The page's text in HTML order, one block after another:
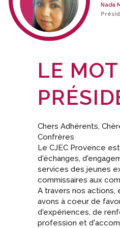
Nada
LE
Chers Adhérents,
Confrères
Le CJEC Provence
d'échanges,
services des jeunes
commissaires aux
A travers nos actions,
avons à coeur de
d'expériences, de
profession et